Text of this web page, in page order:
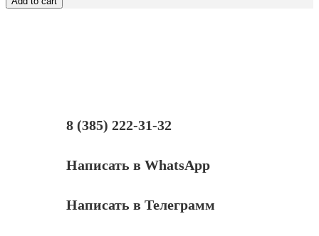
(C5051)
8 (385) 222-31-32
Написать в WhatsApp
Написать в Телеграмм